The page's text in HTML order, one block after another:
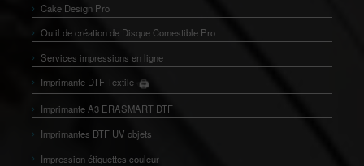
Cake Design Pro
Outil de création de Disque Comestible Pro
Services impressions en ligne
Imprimante DTF Textile 🖨️
👕
Imprimante A3 ERASMART DTF
Imprimantes DTF UV objets
Impression étiquettes couleur